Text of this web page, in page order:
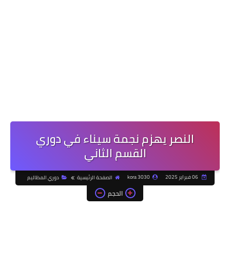
النصر يهزم نجمة سيناء في دوري
القسم الثاني
kora 3030 الصفحة الرئيسية دوري المظاليم
الحجم